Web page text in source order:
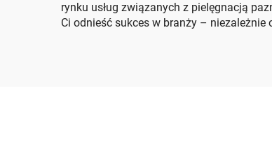
rynku usług związanych z pielęgnacją
Ci odnieść sukces w branży – niezależnie